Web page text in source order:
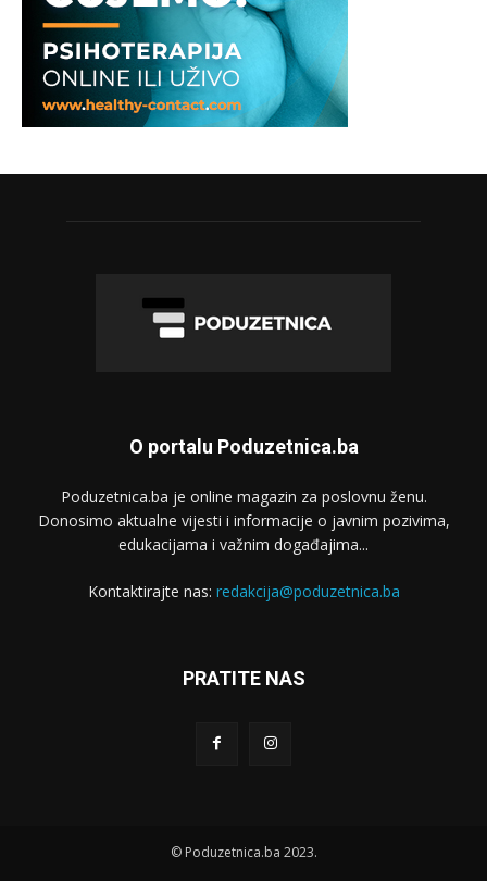
O portalu Poduzetnica.ba
Poduzetnica.ba je online magazin za poslovnu ženu.
Donosimo aktualne vijesti i informacije o javnim pozivima,
edukacijama i važnim događajima...
Kontaktirajte nas: redakcija@poduzetnica.ba
PRATITE NAS
© Poduzetnica.ba 2023.